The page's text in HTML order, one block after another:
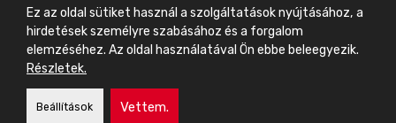
© 2024, FV - Plast, a.s.
LétrehoztaeBRÁNA
Oldaltérkép|A személyes adatok biztonsága és védelme
Ez az oldal sütiket használ a szolgáltatások nyújtásához, a
hirdetések személyre szabásához és a forgalom
elemzéséhez. Az oldal használatával Ön ebbe beleegyezik.
Részletek.
Beállítások Vettem.